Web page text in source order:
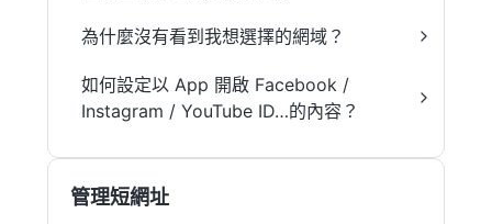
為什麼沒有看到我想選擇的網域？
如何設定以 App 開啟 Facebook /
Instagram / YouTube ID…的內容？
管理短網址